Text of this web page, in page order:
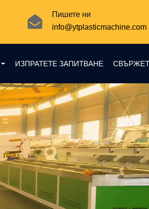
Пишете ни
info@ytplasticmachine.com
ИЗПРАТЕТЕ ЗАПИТВАНЕ